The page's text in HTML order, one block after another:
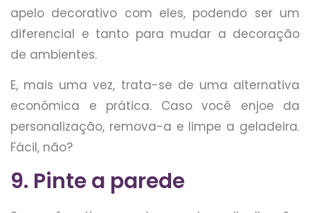
apelo decorativo com eles, podendo ser um
diferencial e tanto para mudar a decoração
de ambientes.
E, mais uma vez, trata-se de uma alternativa
econômica e prática. Caso você enjoe da
personalização, remova-a e limpe a geladeira.
Fácil, não?
9. Pinte a parede